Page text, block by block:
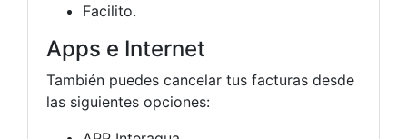
Facilito.
Apps e Internet
También puedes cancelar tus facturas desde
las siguientes opciones: